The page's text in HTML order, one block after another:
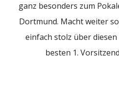
ganz besonders zum
Dortmund. Macht weiter
einfach stolz über
besten 1.